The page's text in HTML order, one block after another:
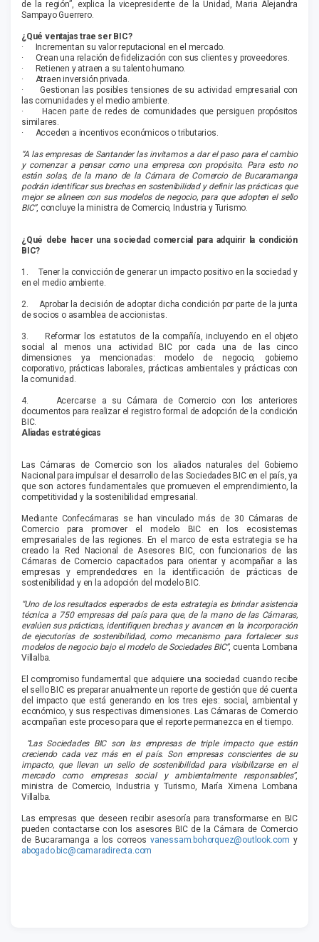
de la región”, explica la vicepresidente de la Unidad, Maria Alejandra
Sampayo Guerrero.
¿Qué ventajas trae ser BIC?
· Incrementan su valor reputacional en el mercado.
· Crean una relación de fidelización con sus clientes y proveedores.
· Retienen y atraen a su talento humano.
· Atraen inversión privada.
· Gestionan las posibles tensiones de su actividad empresarial con
las comunidades y el medio ambiente.
· Hacen parte de redes de comunidades que persiguen propósitos
similares.
· Acceden a incentivos económicos o tributarios.
“A las empresas de Santander las invitamos a dar el paso para el cambio
y comenzar a pensar como una empresa con propósito. Para esto no
están solas, de la mano de la Cámara de Comercio de Bucaramanga
podrán identificar sus brechas en sostenibilidad y definir las prácticas que
mejor se alineen con sus modelos de negocio, para que adopten el sello
BIC”, concluye la ministra de Comercio, Industria y Turismo.
¿Qué debe hacer una sociedad comercial para adquirir la condición
BIC?
1. Tener la convicción de generar un impacto positivo en la sociedad y
en el medio ambiente.
2. Aprobar la decisión de adoptar dicha condición por parte de la junta
de socios o asamblea de accionistas.
3. Reformar los estatutos de la compañía, incluyendo en el objeto
social al menos una actividad BIC por cada una de las cinco
dimensiones ya mencionadas: modelo de negocio, gobierno
corporativo, prácticas laborales, prácticas ambientales y prácticas con
la comunidad.
4. Acercarse a su Cámara de Comercio con los anteriores
documentos para realizar el registro formal de adopción de la condición
BIC.
Aliadas estratégicas
Las Cámaras de Comercio son los aliados naturales del Gobierno
Nacional para impulsar el desarrollo de las Sociedades BIC en el país, ya
que son actores fundamentales que promueven el emprendimiento, la
competitividad y la sostenibilidad empresarial.
Mediante Confecámaras se han vinculado más de 30 Cámaras de
Comercio para promover el modelo BIC en los ecosistemas
empresariales de las regiones. En el marco de esta estrategia se ha
creado la Red Nacional de Asesores BIC, con funcionarios de las
Cámaras de Comercio capacitados para orientar y acompañar a las
empresas y emprendedores en la identificación de prácticas de
sostenibilidad y en la adopción del modelo BIC.
“Uno de los resultados esperados de esta estrategia es brindar asistencia
técnica a 750 empresas del país para que, de la mano de las Cámaras,
evalúen sus prácticas, identifiquen brechas y avancen en la incorporación
de ejecutorías de sostenibilidad, como mecanismo para fortalecer sus
modelos de negocio bajo el modelo de Sociedades BIC”, cuenta Lombana
Villalba.
El compromiso fundamental que adquiere una sociedad cuando recibe
el sello BIC es preparar anualmente un reporte de gestión que dé cuenta
del impacto que está generando en los tres ejes: social, ambiental y
económico, y sus respectivas dimensiones. Las Cámaras de Comercio
acompañan este proceso para que el reporte permanezca en el tiempo.
“Las Sociedades BIC son las empresas de triple impacto que están
creciendo cada vez más en el país. Son empresas conscientes de su
impacto, que llevan un sello de sostenibilidad para visibilizarse en el
mercado como empresas social y ambientalmente responsables”,
ministra de Comercio, Industria y Turismo, María Ximena Lombana
Villalba.
Las empresas que deseen recibir asesoría para transformarse en BIC
pueden contactarse con los asesores BIC de la Cámara de Comercio
de Bucaramanga a los correosvanessam.bohorquez@outlook.com y
abogado.bic@camaradirecta.com